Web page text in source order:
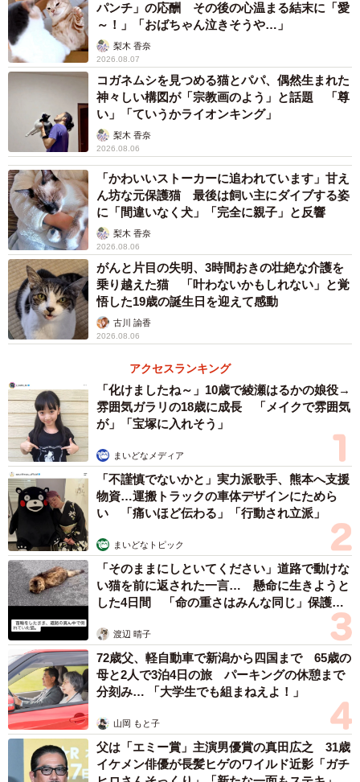
パンチ」の応酬 その後の心温まる結末に「愛
～！」「おばちゃん泣きそうや…」
梨木 香奈
2026.08.07
コガネムシを見つめる猫とパパ、偶然生まれた
神々しい構図が「宗教画のよう」と話題 「尊
い」「ていうかライオンキング」
梨木 香奈
2026.08.06
「かわいいストーカーに追われています」甘え
ん坊な元保護猫 最後は飼い主にダイブする姿
に「間違いなく犬」「完全に親子」と反響
梨木 香奈
2026.08.06
がんと片目の失明、3時間おきの壮絶な介護を
乗り越えた猫 「叶わないかもしれない」と覚
悟した19歳の誕生日を迎えて感動
古川 諭香
2026.08.06
アクセスランキング
「化けましたね～」10歳で綾瀬はるかの娘役→
雰囲気ガラリの18歳に成長 「メイクで雰囲気
が」「宝塚に入れそう」
まいどなメディア
「不謹慎でないかと」実力派歌手、熊本へ支援
物資…運搬トラックの車体デザインにためら
い 「痛いほど伝わる」「行動され立派」
まいどなトピック
「そのままにしといてください」道路で動けな
い猫を前に返された一言… 懸命に生きようと
した4日間 「命の重さはみんな同じ」保護団
渡辺 晴子
72歳父、軽自動車で新潟から四国まで 65歳の
母と2人で3泊4日の旅 パーキングの休憩まで
分刻み… 「大学生でも組まねえよ！」
山岡 もと子
父は「エミー賞」主演男優賞の真田広之 31歳
イケメン俳優が長髪ヒゲのワイルド近影「ガチ